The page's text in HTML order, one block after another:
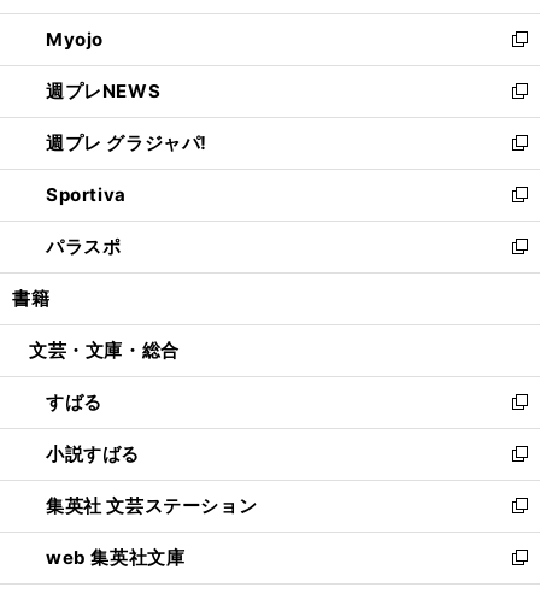
開
く
ウ
で
開
く
ン
ド
ウ
で
開
く
ウ
ィ
ン
ド
ウ
で
開
く
Myojo
新
し
い
ウ
ィ
ン
ド
ウ
で
開
週プレNEWS
新
し
い
ウ
ィ
ン
ド
ウ
開
週プレ グラジャパ!
新
し
い
ウ
ィ
ン
ウ
開
く
Sportiva
新
し
い
ウ
ン
ウ
で
開
く
パラスポ
新
し
ウ
ン
ド
ウ
で
開
く
書籍
文芸・文庫・総合
すばる
新
し
い
ウ
ィ
ン
ド
ウ
小説すばる
新
し
い
ウ
ィ
ン
集英社 文芸ステーション
新
し
い
ウ
web 集英社文庫
新
し